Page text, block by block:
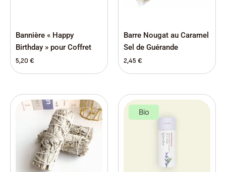
Bannière « Happy
Birthday » pour Coffret
5,20 €
Barre Nougat au Caramel
Sel de Guérande
2,45 €
Le
prix
initial
était :
4,90 €.
prix
actuel
est :
4,10 €.
Bio
Le
prix
initial
était :
10,00 €.
Le
actuel
est :
8,00 €.